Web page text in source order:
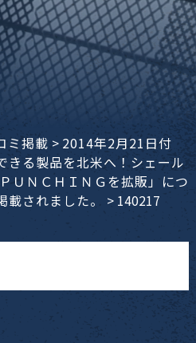
ミ掲載 > 2014年2月21日付
きる製品を北米へ！シェール
ＵＮＣＨＩＮＧを拡販」につ
されました。
> 140217